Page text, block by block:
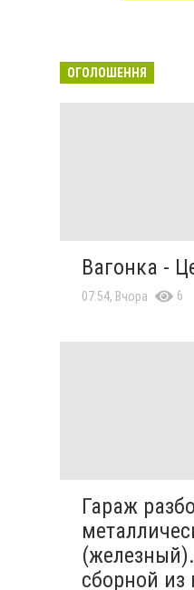
ОГОЛОШЕННЯ
Вагонка -
07:54, Вчора 6
Гараж
сборной из